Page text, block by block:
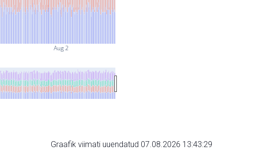
Aug 2
Graafik viimati uuendatud 07.08.2026 13:43:29